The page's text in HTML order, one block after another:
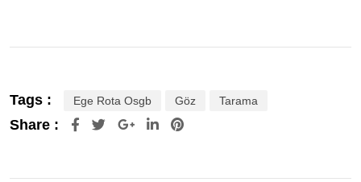
Tags : Ege Rota Osgb Göz Tarama
Share :